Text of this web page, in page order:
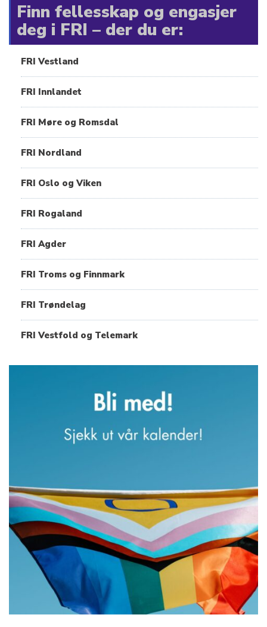
Finn fellesskap og engasjer
deg i FRI – der du er:
FRI Vestland
FRI Innlandet
FRI Møre og Romsdal
FRI Nordland
FRI Oslo og Viken
FRI Rogaland
FRI Agder
FRI Troms og Finnmark
FRI Trøndelag
FRI Vestfold og Telemark